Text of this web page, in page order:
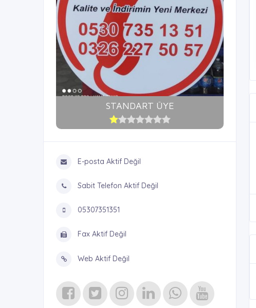
STANDART ÜYE
E-posta Aktif Değil
Sabit Telefon Aktif Değil
05307351351
Fax Aktif Değil
Web Aktif Değil